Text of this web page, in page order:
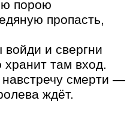
порою
пропасть,
и свергни
хранит там вход.
навстречу смерти —
ждёт.